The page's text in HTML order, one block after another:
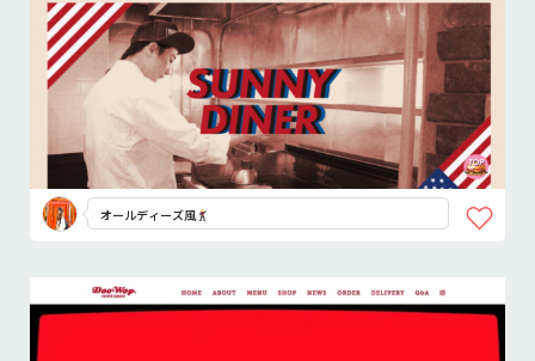
オールディーズ風